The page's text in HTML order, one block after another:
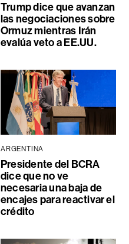
Trump dice que avanzan
las negociaciones sobre
Ormuz mientras Irán
evalúa veto a EE.UU.
ARGENTINA
Presidente del BCRA
dice que no ve
necesaria una baja de
encajes para reactivar el
crédito